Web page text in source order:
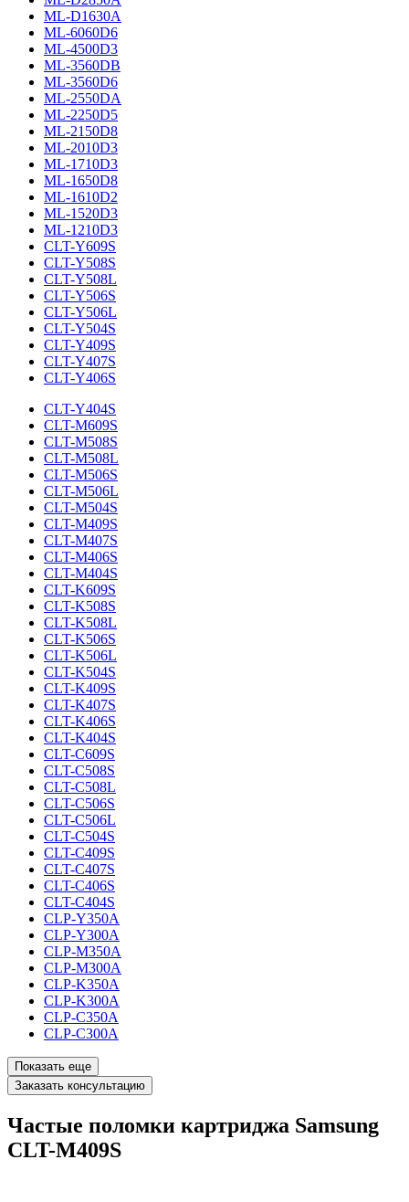
ML-D1630A
ML-6060D6
ML-4500D3
ML-3560DB
ML-3560D6
ML-2550DA
ML-2250D5
ML-2150D8
ML-2010D3
ML-1710D3
ML-1650D8
ML-1610D2
ML-1520D3
ML-1210D3
CLT-Y609S
CLT-Y508S
CLT-Y508L
CLT-Y506S
CLT-Y506L
CLT-Y504S
CLT-Y409S
CLT-Y407S
CLT-Y406S
CLT-Y404S
CLT-M609S
CLT-M508S
CLT-M508L
CLT-M506S
CLT-M506L
CLT-M504S
CLT-M409S
CLT-M407S
CLT-M406S
CLT-M404S
CLT-K609S
CLT-K508S
CLT-K508L
CLT-K506S
CLT-K506L
CLT-K504S
CLT-K409S
CLT-K407S
CLT-K406S
CLT-K404S
CLT-C609S
CLT-C508S
CLT-C508L
CLT-C506S
CLT-C506L
CLT-C504S
CLT-C409S
CLT-C407S
CLT-C406S
CLT-C404S
CLP-Y350A
CLP-Y300A
CLP-M350A
CLP-M300A
CLP-K350A
CLP-K300A
CLP-C350A
CLP-C300A
Показать еще
Заказать консультацию
Частые поломки картриджа Samsung
CLT-M409S